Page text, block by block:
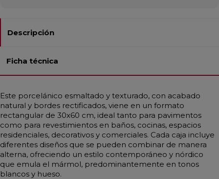
Descripción
Ficha técnica
Este porcelánico esmaltado y texturado, con acabado
natural y bordes rectificados, viene en un formato
rectangular de 30x60 cm, ideal tanto para pavimentos
como para revestimientos en baños, cocinas, espacios
residenciales, decorativos y comerciales. Cada caja incluye
diferentes diseños que se pueden combinar de manera
alterna, ofreciendo un estilo contemporáneo y nórdico
que emula el mármol, predominantemente en tonos
blancos y hueso.